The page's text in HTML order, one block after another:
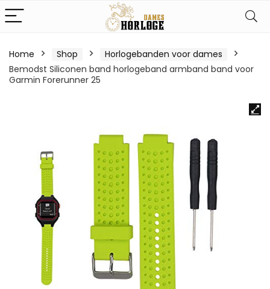
Home Shop
Horlogebanden voor dames
Bemodst Siliconen band horlogeband armband band voor
Garmin Forerunner 25